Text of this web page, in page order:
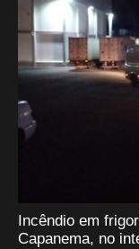
Incêndio em
Capanema, no